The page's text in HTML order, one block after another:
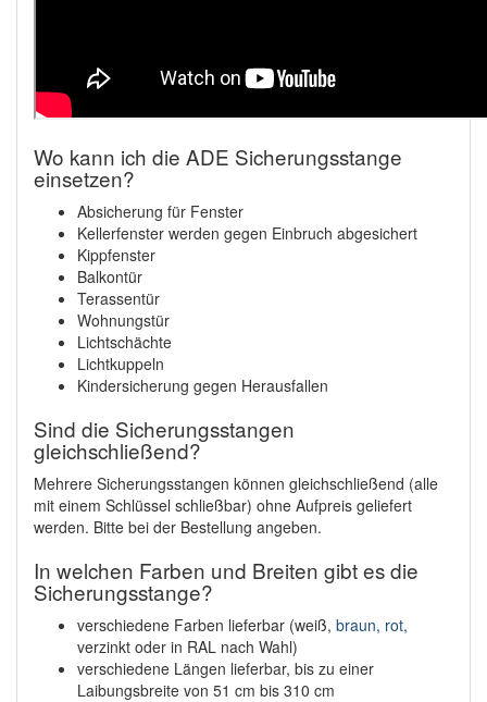
Wo kann ich die ADE Sicherungsstange
einsetzen?
Absicherung für Fenster
Kellerfenster werden gegen Einbruch abgesichert
Kippfenster
Balkontür
Terassentür
Wohnungstür
Lichtschächte
Lichtkuppeln
Kindersicherung gegen Herausfallen
Sind die Sicherungsstangen
gleichschließend?
Mehrere Sicherungsstangen können gleichschließend (alle
mit einem Schlüssel schließbar) ohne Aufpreis geliefert
werden. Bitte bei der Bestellung angeben.
In welchen Farben und Breiten gibt es die
Sicherungsstange?
verschiedene Farben lieferbar (weiß, braun, rot,
verzinkt oder in RAL nach Wahl)
verschiedene Längen lieferbar, bis zu einer
Laibungsbreite von 51 cm bis 310 cm